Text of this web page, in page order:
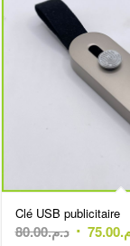
Clé USB publicitaire
د.م.80.00
Le 75.00